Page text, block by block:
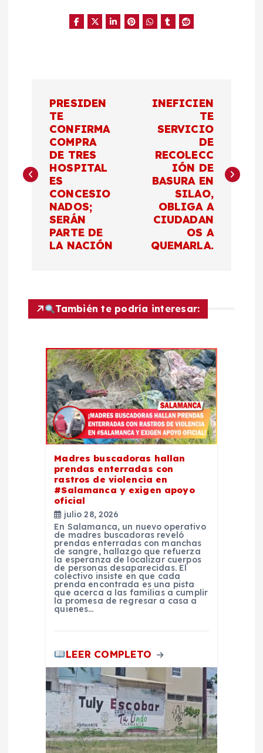
e
ó
PRESIDEN
TE
CONFIRMA
COMPRA
DE TRES
HOSPITAL
ES
CONCESIO
NADOS;
SERÁN
PARTE DE
LA NACIÓN
INEFICIEN
TE
SERVICIO
DE
RECOLECC
IÓN DE
BASURA EN
SILAO,
OBLIGA A
CIUDADAN
OS A
QUEMARLA.
También te podría interesar:
Madres buscadoras hallan
prendas enterradas con
rastros de violencia en
#Salamanca y exigen apoyo
oficial
julio 28, 2026
En Salamanca, un nuevo operativo
de madres buscadoras reveló
prendas enterradas con manchas
de sangre, hallazgo que refuerza
la esperanza de localizar cuerpos
de personas desaparecidas. El
colectivo insiste en que cada
prenda encontrada es una pista
que acerca a las familias a cumplir
la promesa de regresar a casa a
quienes…
LEER COMPLETO